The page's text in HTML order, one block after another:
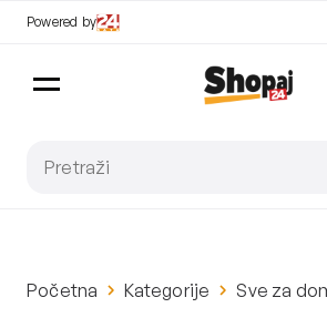
Powered by
Početna Kategorije Sve za